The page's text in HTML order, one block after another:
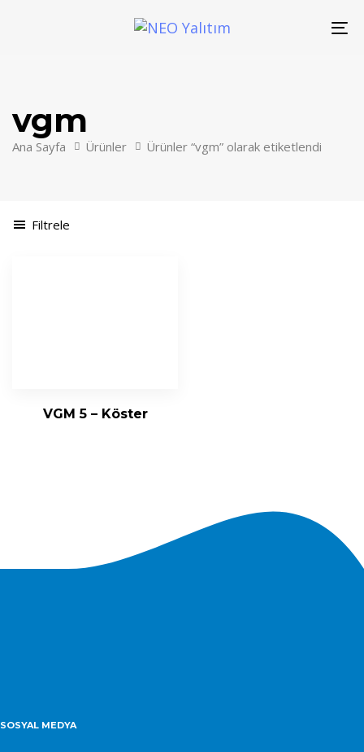
content
vgm
Ana Sayfa Ürünler Ürünler “vgm” olarak etiketlendi
Filtrele
VGM 5 – Köster
SOSYAL MEDYA